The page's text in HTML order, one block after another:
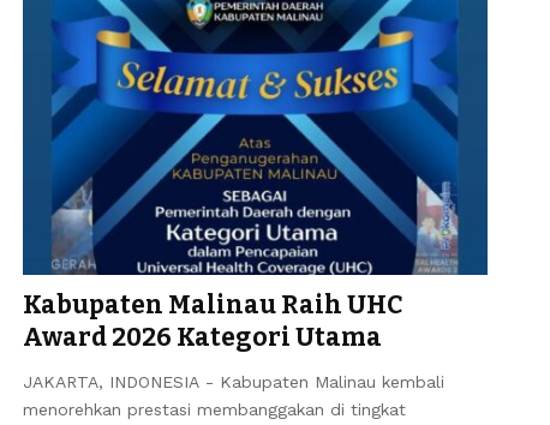
Kabupaten Malinau Raih UHC
Award 2026 Kategori Utama
JAKARTA, INDONESIA - Kabupaten Malinau kembali
menorehkan prestasi membanggakan di tingkat